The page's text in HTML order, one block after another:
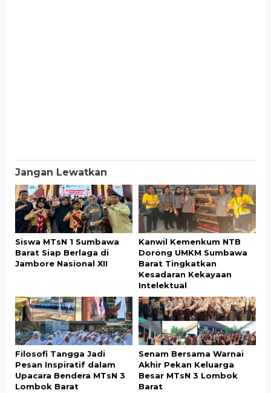
Jangan Lewatkan
Siswa MTsN 1 Sumbawa
Barat Siap Berlaga di
Jambore Nasional XII
Kanwil Kemenkum NTB
Dorong UMKM Sumbawa
Barat Tingkatkan
Kesadaran Kekayaan
Intelektual
Filosofi Tangga Jadi
Pesan Inspiratif dalam
Upacara Bendera MTsN 3
Lombok Barat
Senam Bersama Warnai
Akhir Pekan Keluarga
Besar MTsN 3 Lombok
Barat